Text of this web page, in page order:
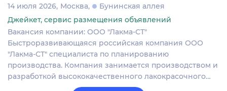
14 июля 2026 Москва
Бунинская аллея
Джейкет, сервис размещения объявлений
Вакансия компании: ООО "Лакма-СТ"
Быстроразвивающаяся российская компания ООО
"Лакма-СТ" специалиста по планированию
производства. Компания занимается производством и
разработкой высококачественного лакокрасочного…